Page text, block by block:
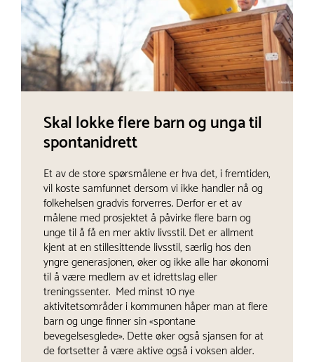
Skal lokke flere barn og unga til
spontanidrett
Et av de store spørsmålene er hva det, i fremtiden,
vil koste samfunnet dersom vi ikke handler nå og
folkehelsen gradvis forverres. Derfor er et av
målene med prosjektet å påvirke flere barn og
unge til å få en mer aktiv livsstil. Det er allment
kjent at en stillesittende livsstil, særlig hos den
yngre generasjonen, øker og ikke alle har økonomi
til å være medlem av et idrettslag eller
treningssenter. Med minst 10 nye
aktivitetsområder i kommunen håper man at flere
barn og unge finner sin «spontane
bevegelsesglede». Dette øker også sjansen for at
de fortsetter å være aktive også i voksen alder.